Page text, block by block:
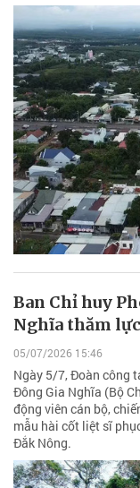
Ban Chỉ huy
Nghĩa thăm
05/07/2026 15:46
Ngày 5/7, Đoàn công
Đông Gia Nghĩa (Bộ
động viên cán bộ,
mẫu hài cốt liệt sĩ
Đắk Nông.